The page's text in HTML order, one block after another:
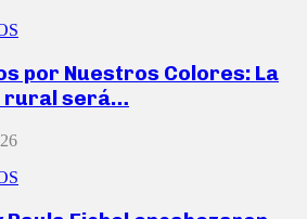
por Nuestros Colores: La
será…